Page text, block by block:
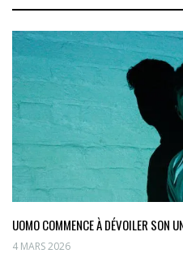
UOMO COMMENCE À DÉVOILER SON
4 MARS 2026